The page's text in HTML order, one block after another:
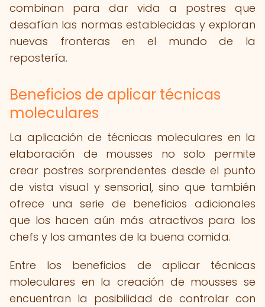
combinan para dar vida a postres que
desafían las normas establecidas y exploran
nuevas fronteras en el mundo de la
repostería.
Beneficios de aplicar técnicas
moleculares
La aplicación de técnicas moleculares en la
elaboración de mousses no solo permite
crear postres sorprendentes desde el punto
de vista visual y sensorial, sino que también
ofrece una serie de beneficios adicionales
que los hacen aún más atractivos para los
chefs y los amantes de la buena comida.
Entre los beneficios de aplicar técnicas
moleculares en la creación de mousses se
encuentran la posibilidad de controlar con